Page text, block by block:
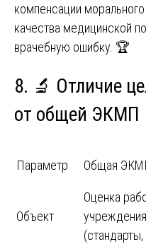
компенсации
качества медицинской
врачебную ошибку. 🏆
8. 🔬 Отличие
от общей ЭКМП
Параметр Общая
Объект
Оценка